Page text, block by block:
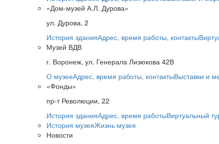
«Дом-музей А.Л. Дурова»
ул. Дурова, 2
История зданияАдрес, время работы, контакты
Музей ВДВ
г. Воронеж, ул. Генерала Лизюкова 42В
О музееАдрес, время работы, контактыВыставки и
«Фонды»
пр-т Революции, 22
История зданияАдрес, время работыВиртуальный
История музеяЖизнь музея
Новости